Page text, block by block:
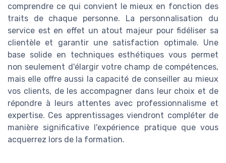
comprendre ce qui convient le mieux en fonction des
traits de chaque personne. La personnalisation du
service est en effet un atout majeur pour fidéliser sa
clientèle et garantir une satisfaction optimale. Une
base solide en techniques esthétiques vous permet
non seulement d'élargir votre champ de compétences,
mais elle offre aussi la capacité de conseiller au mieux
vos clients, de les accompagner dans leur choix et de
répondre à leurs attentes avec professionnalisme et
expertise. Ces apprentissages viendront compléter de
manière significative l'expérience pratique que vous
acquerrez lors de la formation.